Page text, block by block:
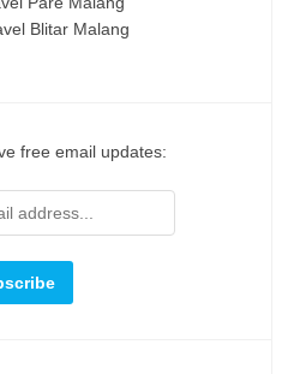
Blitar Malang
free email updates: